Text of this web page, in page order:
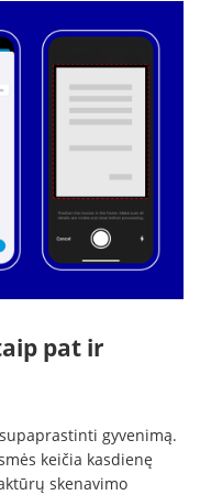
pat ir
gyvenimą.
keičia kasdienę
skenavimo